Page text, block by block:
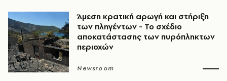
Άμεση κρατική αρωγή και στήριξη
των πληγέντων - Το σχέδιο
αποκατάστασης των πυρόπληκτων
περιοχών
Newsroom